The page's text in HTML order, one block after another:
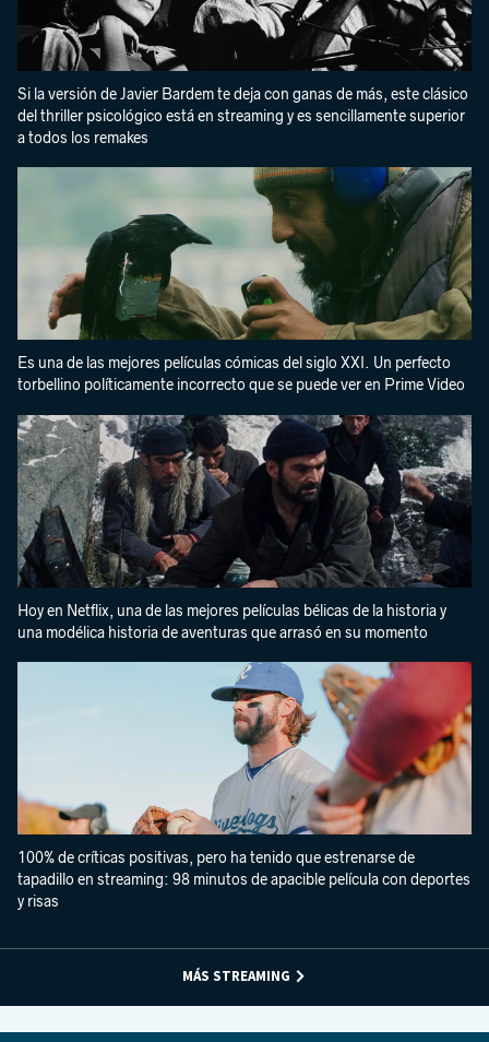
Si la versión de Javier Bardem te deja con ganas de más, este clásico
del thriller psicológico está en streaming y es sencillamente superior
a todos los remakes
Es una de las mejores películas cómicas del siglo XXI. Un perfecto
torbellino políticamente incorrecto que se puede ver en Prime Video
Hoy en Netflix, una de las mejores películas bélicas de la historia y
una modélica historia de aventuras que arrasó en su momento
100% de críticas positivas, pero ha tenido que estrenarse de
tapadillo en streaming: 98 minutos de apacible película con deportes
y risas
MÁS STREAMING